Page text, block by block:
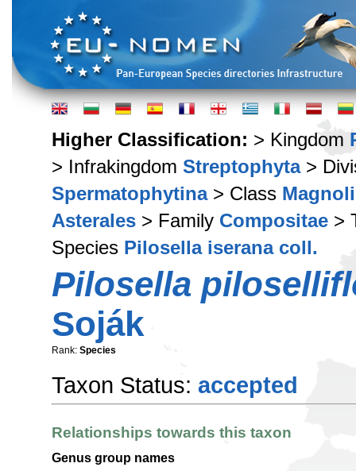
Higher Classification: > Kingdom
> Infrakingdom Streptophyta>
Spermatophytina> Class
Asterales > Family Compositae >
Species Pilosella iserana coll.
Pilosella
Soják
Rank: Species
Taxon Status: accepted
Relationships towards this taxon
Genus group names